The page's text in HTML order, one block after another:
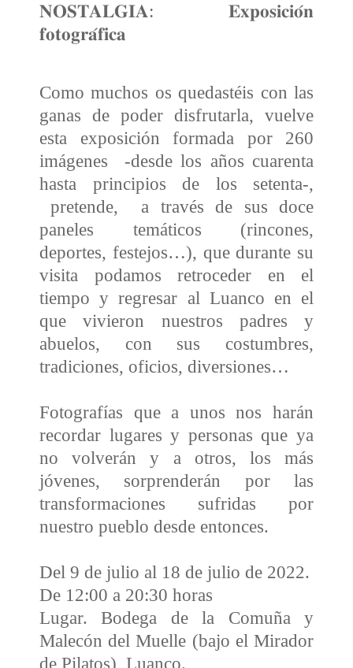
𝐍𝐎𝐒𝐓𝐀𝐋𝐆𝐈𝐀: 𝐄𝐱𝐩𝐨𝐬𝐢𝐜𝐢𝐨́𝐧
𝐟𝐨𝐭𝐨𝐠𝐫𝐚́𝐟𝐢𝐜𝐚
Como muchos os quedastéis con las
ganas de poder disfrutarla, vuelve
esta exposición formada por 260
imágenes -desde los años cuarenta
hasta principios de los setenta-,
pretende, a través de sus doce
paneles temáticos (rincones,
deportes, festejos…), que durante su
visita podamos retroceder en el
tiempo y regresar al Luanco en el
que vivieron nuestros padres y
abuelos, con sus costumbres,
tradiciones, oficios, diversiones…
Fotografías que a unos nos harán
recordar lugares y personas que ya
no volverán y a otros, los más
jóvenes, sorprenderán por las
transformaciones sufridas por
nuestro pueblo desde entonces.
Del 9 de julio al 18 de julio de 2022.
De 12:00 a 20:30 horas
Lugar. Bodega de la Comuña y
Malecón del Muelle (bajo el Mirador
de Pilatos), Luanco.